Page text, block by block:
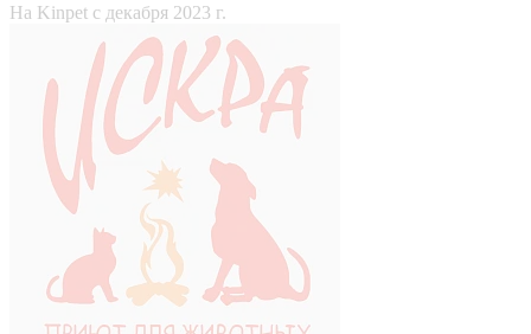
На Kinpet c декабря 2023 г.